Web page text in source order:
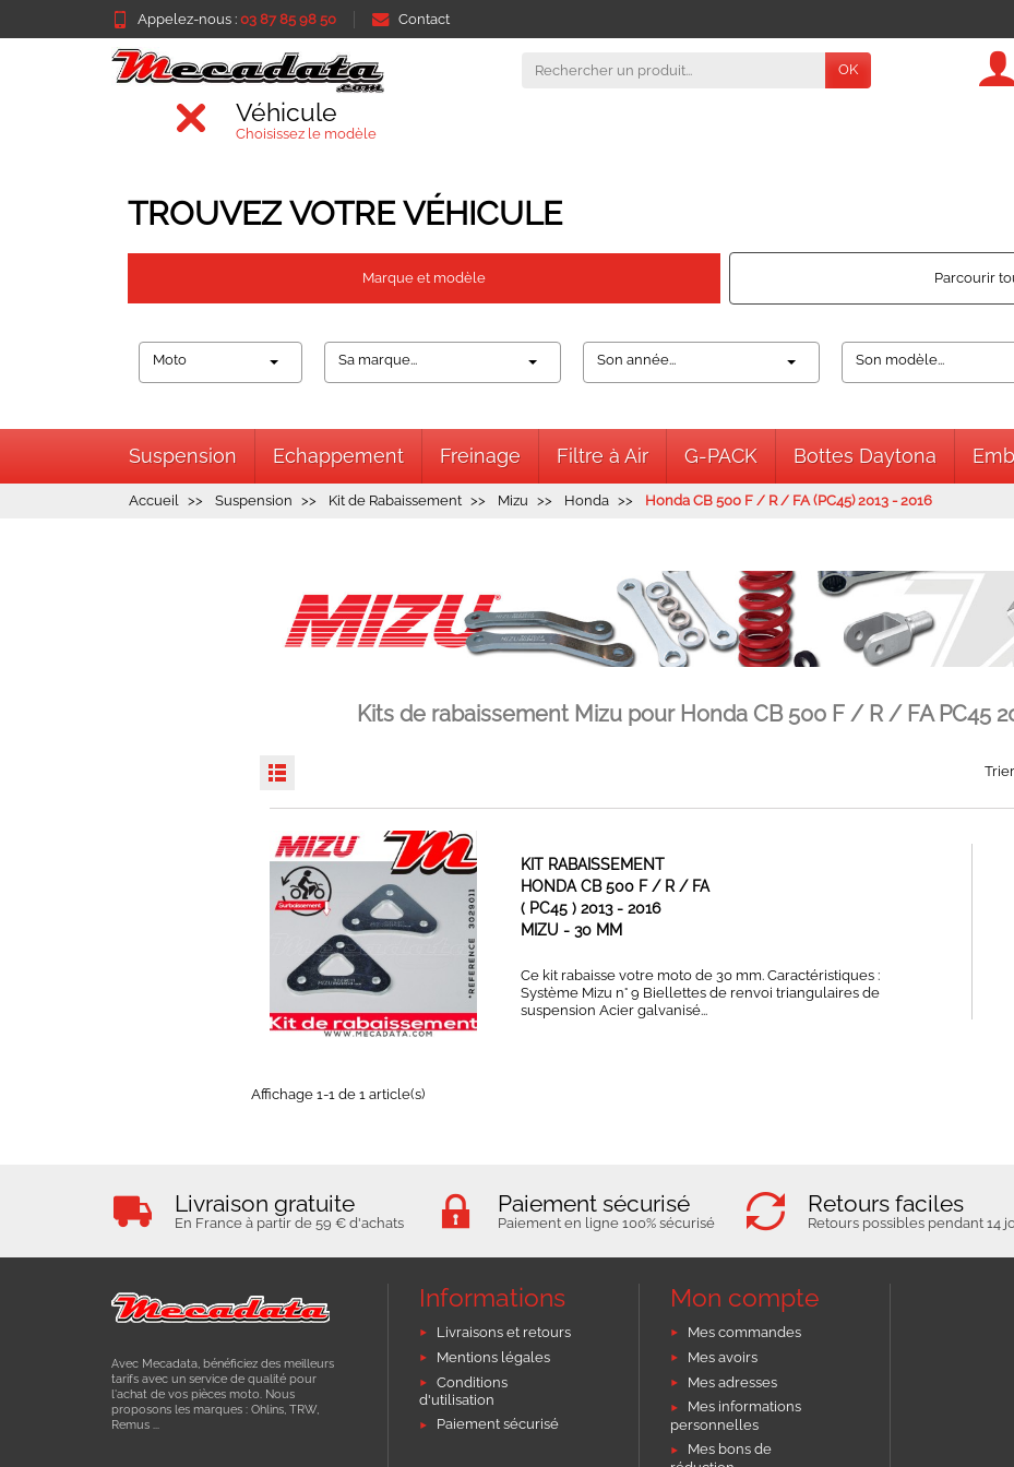
Appelez-nous : 03 87 85 98 50 Contact
OK
Véhicule
Choisissez le modèle
TROUVEZ VOTRE VÉHICULE
Marque et modèle Parcourir
Moto Sa marque... Son année... Son modèle...
Suspension Echappement Freinage Filtre à Air G-PACK Bottes Daytona
Accueil Suspension Kit de Rabaissement Mizu Honda Honda CB 500 F / R / FA (PC45) 2013 - 2016
Kits de rabaissement Mizu pour Honda CB 500 F / R / FA PC45
KIT RABAISSEMENT
HONDA CB 500 F / R / FA
( PC45 ) 2013 - 2016
MIZU - 30 MM
Ce kit rabaisse votre moto de 30 mm. Caractéristiques :
Système Mizu n° 9 Biellettes de renvoi triangulaires de
suspension Acier galvanisé...
Affichage 1-1 de 1 article(s)
Livraison gratuite
En France à partir de 59 € d'achats
Paiement sécurisé
Paiement en ligne 100% sécurisé
Retours faciles
Retours possibles pendant 14
Avec Mecadata, bénéficiez des meilleurs
tarifs avec un service de qualité pour
l'achat de vos pièces moto. Nous
proposons les marques : Ohlins, TRW,
Remus ...
Informations
Livraisons et retours
Mentions légales
Conditions
d'utilisation
Paiement sécurisé
Mon compte
Mes commandes
Mes avoirs
Mes adresses
Mes informations
personnelles
Mes bons de